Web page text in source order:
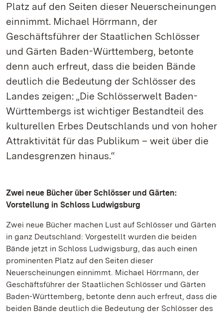
Platz auf den Seiten dieser Neuerscheinungen
einnimmt. Michael Hörrmann, der
Geschäftsführer der Staatlichen Schlösser
und Gärten Baden-Württemberg, betonte
denn auch erfreut, dass die beiden Bände
deutlich die Bedeutung der Schlösser des
Landes zeigen: „Die Schlösserwelt Baden-
Württembergs ist wichtiger Bestandteil des
kulturellen Erbes Deutschlands und von hoher
Attraktivität für das Publikum – weit über die
Landesgrenzen hinaus.“
Zwei neue Bücher über Schlösser und Gärten:
Vorstellung in Schloss Ludwigsburg
Zwei neue Bücher machen Lust auf Schlösser und Gärten
in ganz Deutschland: Vorgestellt wurden die beiden
Bände jetzt in Schloss Ludwigsburg, das auch einen
prominenten Platz auf den Seiten dieser
Neuerscheinungen einnimmt. Michael Hörrmann, der
Geschäftsführer der Staatlichen Schlösser und Gärten
Baden-Württemberg, betonte denn auch erfreut, dass die
beiden Bände deutlich die Bedeutung der Schlösser des